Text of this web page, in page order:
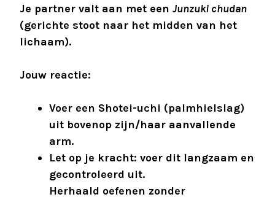
Je partner valt aan met een Junzuki chudan
(gerichte stoot naar het midden van het
lichaam).
Jouw reactie:
Voer een Shotei-uchi (palmhielslag)
uit bovenop zijn/haar aanvallende
arm.
Let op je kracht: voer dit langzaam en
gecontroleerd uit.
Herhaald oefenen zonder